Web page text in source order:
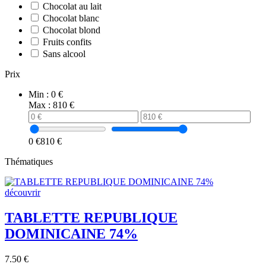
Chocolat au lait
Chocolat blanc
Chocolat blond
Fruits confits
Sans alcool
Prix
Min : 0 €
Max : 810 €
0 €810 €
Thématiques
découvrir
TABLETTE REPUBLIQUE
DOMINICAINE 74%
7.50 €